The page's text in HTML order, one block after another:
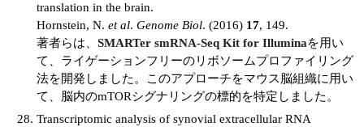
translation in the brain.
Hornstein, N. et al. Genome Biol. (2016) 17, 149.
著者らは、 SMARTer smRNA-Seq Kit for Illuminaを用い
て、ライゲーションフリーのリボソームプロファイリング
法を開発しました。このアプローチをマウス脳組織に用い
て、脳内のmTORシグナリングの標的を特定しました。
Transcriptomic analysis of synovial extracellular RNA